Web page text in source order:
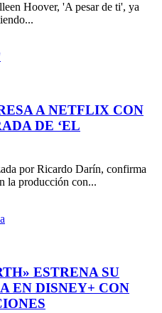
Hoover, 'A pesar de ti', ya
A NETFLIX CON
DE ‘EL
por Ricardo Darín, confirma
la producción con...
ESTRENA SU
EN DISNEY+ CON